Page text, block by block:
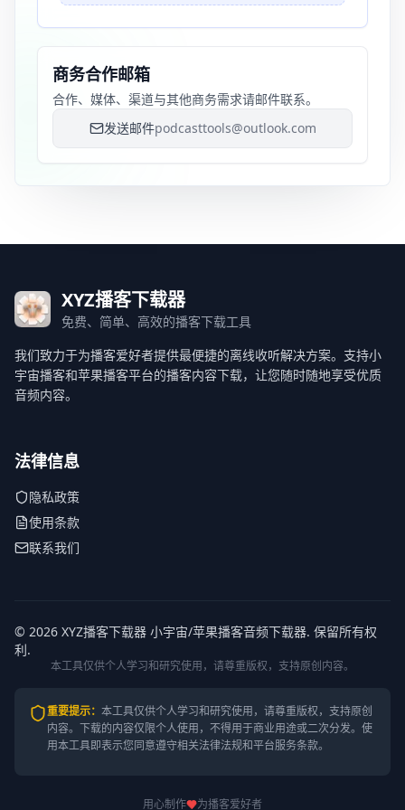
商务合作邮箱
合作、媒体、渠道与其他商务需求请邮件联系。
发送邮件podcasttools@outlook.com
XYZ播客下载器
免费、简单、高效的播客下载工具
我们致力于为播客爱好者提供最便捷的离线收听解决方案。支持小
宇宙播客和苹果播客平台的播客内容下载，让您随时随地享受优质
音频内容。
法律信息
隐私政策
使用条款
联系我们
© 2026 XYZ播客下载器 小宇宙/苹果播客音频下载器. 保留所有权
利.
本工具仅供个人学习和研究使用，请尊重版权，支持原创内容。
重要提示： 本工具仅供个人学习和研究使用，请尊重版权，支持原创
内容。 下载的内容仅限个人使用，不得用于商业用途或二次分发。使
用本工具即表示您同意遵守相关法律法规和平台服务条款。
用心制作 为播客爱好者